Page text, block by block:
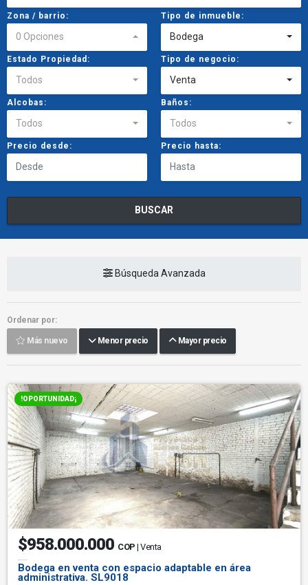
Zona / barrio:
0 Opciones
Tipo de inmueble:
Bodega
Estado Propiedad:
Todos
Tipo de negocio:
Venta
Alcobas:
Todos
Baños:
Todos
Precio desde: Precio hasta:
BUSCAR
Búsqueda Avanzada
Ordenar por:
Más nuevo Menor precio Mayor precio
!OPORTUNIDAD¡
$958.000.000 COP | Venta
Bodega en venta con espacio adaptable en área
administrativa. SL9018